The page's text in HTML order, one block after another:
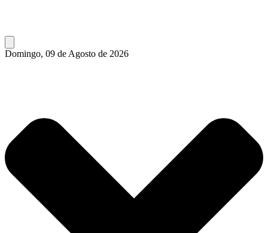
Domingo, 09 de Agosto de 2026